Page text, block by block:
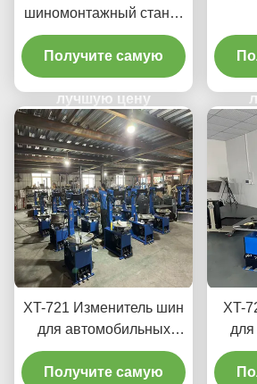
шиномонтажный станок
для авторемонтных
мастерских и гаражей.
Сертификация CE и
профессиональное
исполнение.
Получите самую
лучшую цену
для
XT-721 Изменитель шин
для автомобильных
ремонтных мастерских
и гаражей, подходящий
Получите самую
XT-